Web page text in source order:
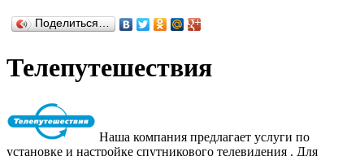
Поделиться…
Телепутешествия
Наша компания предлагает услуги по
установке и настройке спутникового телевидения . Для